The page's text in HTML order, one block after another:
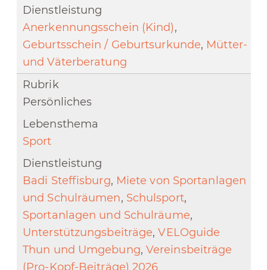
Anerkennungsschein (Kind),
Geburtsschein / Geburtsurkunde, Mütter-
und Väterberatung
Persönliches
Sport
Badi Steffisburg, Miete von Sportanlagen
und Schulräumen, Schulsport,
Sportanlagen und Schulräume,
Unterstützungsbeiträge,VELOguide
Thun und Umgebung, Vereinsbeiträge
(Pro-Kopf-Beiträge) 2026